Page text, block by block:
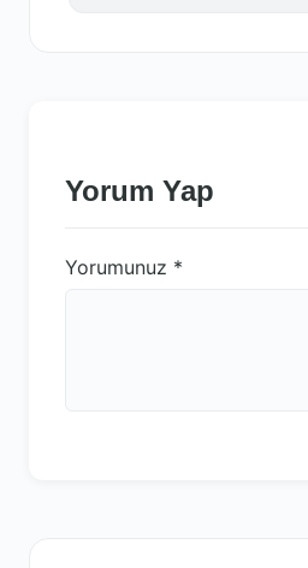
Yorum Yap
Yorumunuz *